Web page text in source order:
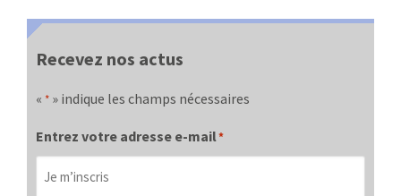
Recevez nos actus
« * » indique les champs nécessaires
Entrez votre adresse e-mail*